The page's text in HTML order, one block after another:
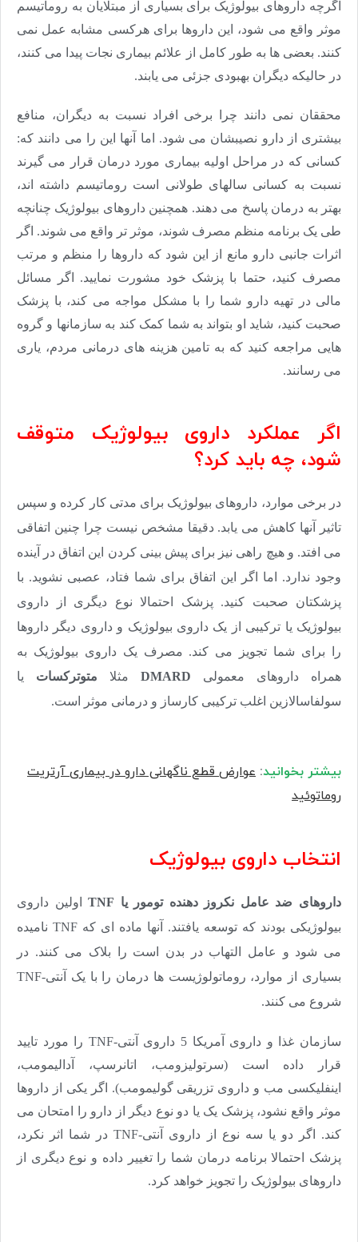
اگرچه داروهای بیولوژیک برای بسیاری از مبتلایان به روماتیسم
موثر واقع می شود، این داروها برای هرکسی مشابه عمل نمی
کنند. بعضی ها به طور کامل از علائم بیماری نجات پیدا می کنند،
در حالیکه دیگران بهبودی جزئی می یابند.
محققان نمی دانند چرا برخی افراد نسبت به دیگران، منافع
بیشتری از دارو نصیبشان می شود. اما آنها این را می دانند که:
کسانی که در مراحل اولیه بیماری مورد درمان قرار می گیرند
نسبت به کسانی سالهای طولانی است روماتیسم داشته اند،
بهتر به درمان پاسخ می دهند. همچنین داروهای بیولوژیک چنانچه
طی یک برنامه منظم مصرف شوند، موثر تر واقع می شوند. اگر
اثرات جانبی دارو مانع از این شود که داروها را منظم و مرتب
مصرف کنید، حتما با پزشک خود مشورت نمایید. اگر مسائل
مالی در تهیه دارو شما را با مشکل مواجه می کند، با پزشک
صحبت کنید، شاید او بتواند به شما کمک کند به سازمانها و گروه
هایی مراجعه کنید که به تامین هزینه های درمانی مردم، یاری
می رسانند.
اگر عملکرد داروی بیولوژیک متوقف
شود، چه باید کرد؟
در برخی موارد، داروهای بیولوژیک برای مدتی کار کرده و سپس
تاثیر آنها کاهش می یابد. دقیقا مشخص نیست چرا چنین اتفاقی
می افتد. و هیچ راهی نیز برای پیش بینی کردن این اتفاق در آینده
وجود ندارد. اما اگر این اتفاق برای شما فتاد، عصبی نشوید. با
پزشکتان صحبت کنید. پزشک احتمالا نوع دیگری از داروی
بیولوژیک یا ترکیبی از یک داروی بیولوژیک و داروی دیگر داروها
را برای شما تجویز می کند. مصرف یک داروی بیولوژیک به
همراه داروهای معمولی DMARD مثلا متوترکسات یا
سولفاسالازین اغلب ترکیبی کارساز و درمانی موثر است.
بیشتر بخوانید: عوارض قطع ناگهانی دارو در بیماری آرتریت
روماتوئید
انتخاب داروی بیولوژیک
داروهای ضد عامل نکروز دهنده تومور یا TNFاولین داروی
بیولوژیکی بودند که توسعه یافتند. آنها ماده ای که TNF نامیده
می شود و عامل التهاب در بدن است را بلاک می کنند. در
بسیاری از موارد، روماتولوژیست ها درمان را با یک آنتی-TNF
شروع می کنند.
سازمان غذا و داروی آمریکا 5 داروی آنتی- TNF را مورد تایید
قرار داده است (سرتولیزومب، اتانرسپ، آدالیمومب،
اینفلیکسی مب و داروی تزریقی گولیمومب). اگر یکی از داروها
موثر واقع نشود، پزشک یک یا دو نوع دیگر از دارو را امتحان می
کند. اگر دو یا سه نوع از داروی آنتی-TNFدر شما اثر نکرد،
پزشک احتمالا برنامه درمان شما را تغییر داده و نوع دیگری از
داروهای بیولوژیک را تجویز خواهد کرد.